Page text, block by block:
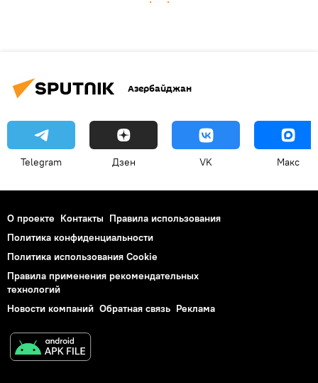
Азербайджан
Telegram Дзен VK Макс
О проекте Контакты Правила использования
Политика конфиденциальности
Политика использования Cookie
Правила применения рекомендательных
технологий
Новости компаний Обратная связь Реклама